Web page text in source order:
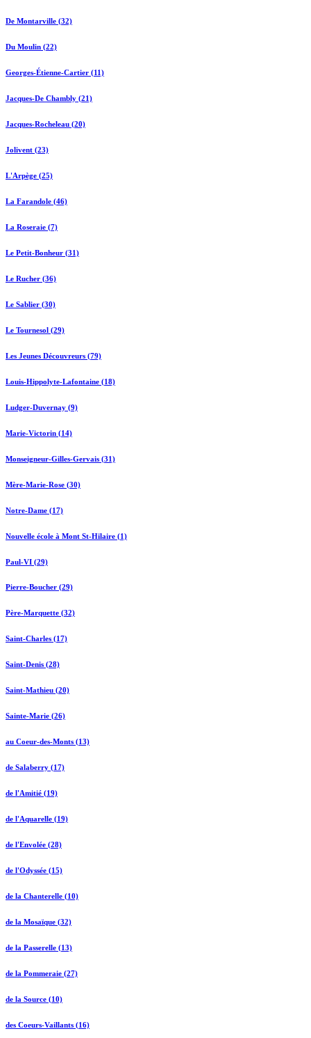
De Montarville (32)
Du Moulin (22)
Georges-Étienne-Cartier (11)
Jacques-De Chambly (21)
Jacques-Rocheleau (20)
Jolivent (23)
L'Arpège (25)
La Farandole (46)
La Roseraie (7)
Le Petit-Bonheur (31)
Le Rucher (36)
Le Sablier (30)
Le Tournesol (29)
Les Jeunes Découvreurs (79)
Louis-Hippolyte-Lafontaine (18)
Ludger-Duvernay (9)
Marie-Victorin (14)
Monseigneur-Gilles-Gervais (31)
Mère-Marie-Rose (30)
Notre-Dame (17)
Nouvelle école à Mont St-Hilaire (1)
Paul-VI (29)
Pierre-Boucher (29)
Père-Marquette (32)
Saint-Charles (17)
Saint-Denis (28)
Saint-Mathieu (20)
Sainte-Marie (26)
au Coeur-des-Monts (13)
de Salaberry (17)
de l'Amitié (19)
de l'Aquarelle (19)
de l'Envolée (28)
de l'Odyssée (15)
de la Chanterelle (10)
de la Mosaïque (32)
de la Passerelle (13)
de la Pommeraie (27)
de la Source (10)
des Coeurs-Vaillants (16)